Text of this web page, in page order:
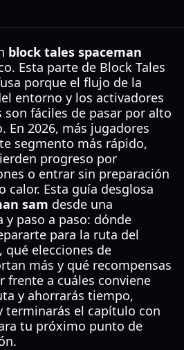
block tales spaceman
Esta parte de Block Tales
porque el flujo de la
entorno y los activadores
fáciles de pasar por alto
En 2026, más jugadores
segmento más rápido,
progreso por
o entrar sin preparación
calor. Esta guía desglosa
sam desde una
y paso a paso: dónde
para la ruta del
elecciones de
más y qué recompensas
frente a cuáles conviene
y ahorrarás tiempo,
terminarás el capítulo con
tu próximo punto de